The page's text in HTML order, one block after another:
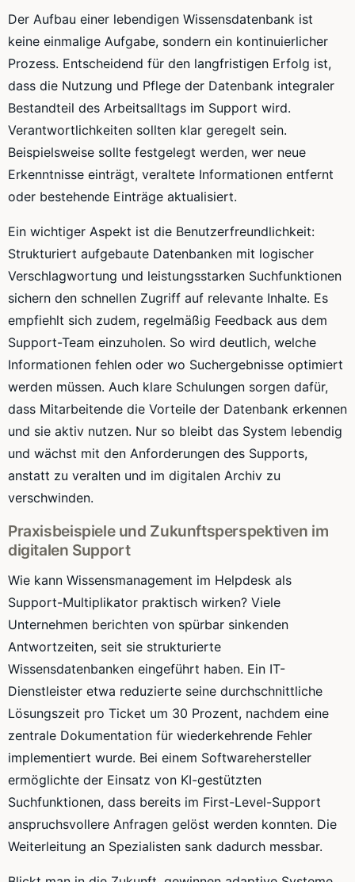
Der Aufbau einer lebendigen Wissensdatenbank ist
keine einmalige Aufgabe, sondern ein kontinuierlicher
Prozess. Entscheidend für den langfristigen Erfolg ist,
dass die Nutzung und Pflege der Datenbank integraler
Bestandteil des Arbeitsalltags im Support wird.
Verantwortlichkeiten sollten klar geregelt sein.
Beispielsweise sollte festgelegt werden, wer neue
Erkenntnisse einträgt, veraltete Informationen entfernt
oder bestehende Einträge aktualisiert.
Ein wichtiger Aspekt ist die Benutzerfreundlichkeit:
Strukturiert aufgebaute Datenbanken mit logischer
Verschlagwortung und leistungsstarken Suchfunktionen
sichern den schnellen Zugriff auf relevante Inhalte. Es
empfiehlt sich zudem, regelmäßig Feedback aus dem
Support-Team einzuholen. So wird deutlich, welche
Informationen fehlen oder wo Suchergebnisse optimiert
werden müssen. Auch klare Schulungen sorgen dafür,
dass Mitarbeitende die Vorteile der Datenbank erkennen
und sie aktiv nutzen. Nur so bleibt das System lebendig
und wächst mit den Anforderungen des Supports,
anstatt zu veralten und im digitalen Archiv zu
verschwinden.
Praxisbeispiele und Zukunftsperspektiven im
digitalen Support
Wie kann Wissensmanagement im Helpdesk als
Support-Multiplikator praktisch wirken? Viele
Unternehmen berichten von spürbar sinkenden
Antwortzeiten, seit sie strukturierte
Wissensdatenbanken eingeführt haben. Ein IT-
Dienstleister etwa reduzierte seine durchschnittliche
Lösungszeit pro Ticket um 30 Prozent, nachdem eine
zentrale Dokumentation für wiederkehrende Fehler
implementiert wurde. Bei einem Softwarehersteller
ermöglichte der Einsatz von KI-gestützten
Suchfunktionen, dass bereits im First-Level-Support
anspruchsvollere Anfragen gelöst werden konnten. Die
Weiterleitung an Spezialisten sank dadurch messbar.